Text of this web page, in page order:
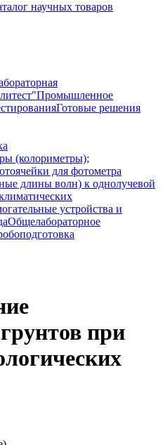
научных товаров
Промышленное
Готовые решения
(колориметры);
для фотометра
длины волн) к однолучевой
устройства и
Общелабораторное
при